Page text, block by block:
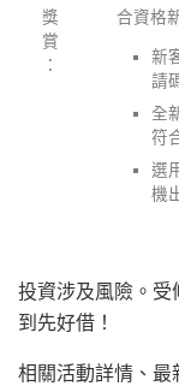
獎
賞
：
合資格
新
請
全
符
選
機
投資涉及風險。
到先好借！
相關活動詳情、